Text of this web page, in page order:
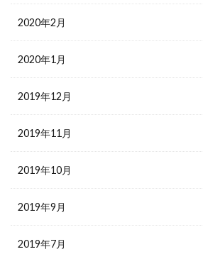
2020年2月
2020年1月
2019年12月
2019年11月
2019年10月
2019年9月
2019年7月